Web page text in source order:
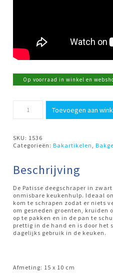
Op voorraad in winkel en
zwart
Toevoegen aan
SKU: 1536
Categorieën:Bakartikelen ,
Beschrijving
De Patisse deegschraper in
onmisbare keukenhulp. Ideaal
kom te schrapen zodat er niets
om gesneden groenten, kruiden
op te pakken en in de pan te
prettig in de hand en is door het
dagelijks gebruik in de keuken.
Afmeting: 15 x 10 cm